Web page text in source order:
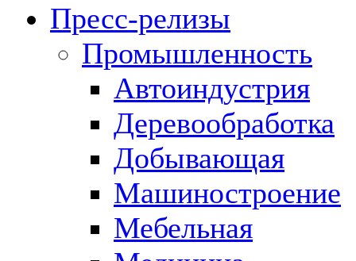
Пресс-релизы
Промышленность
Автоиндустрия
Деревообработка
Добывающая
Машиностроение
Мебельная